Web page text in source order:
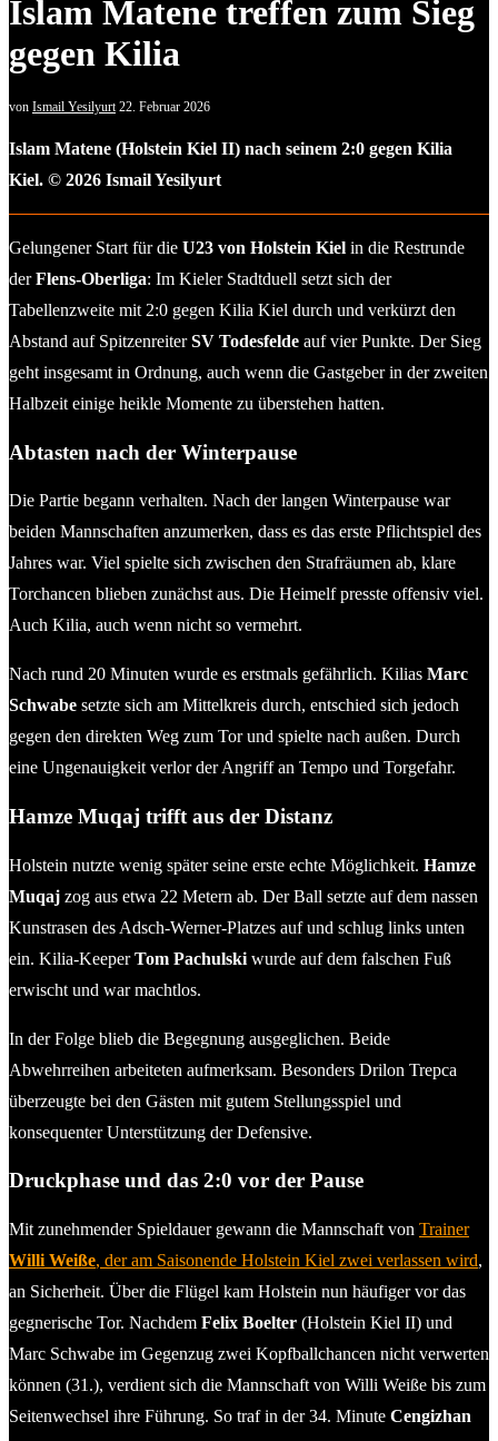
Islam Matene treffen zum Sieg
gegen Kilia
von Ismail Yesilyurt 22. Februar 2026
Islam Matene (Holstein Kiel II) nach seinem 2:0 gegen Kilia
Kiel. © 2026 Ismail Yesilyurt
Gelungener Start für die U23 von Holstein Kiel in die Restrunde
derFlens-Oberliga: Im Kieler Stadtduell setzt sich der
Tabellenzweite mit 2:0 gegen Kilia Kiel durch und verkürzt den
Abstand auf SpitzenreiterSV Todesfelde auf vier Punkte. Der Sieg
geht insgesamt in Ordnung, auch wenn die Gastgeber in der zweiten
Halbzeit einige heikle Momente zu überstehen hatten.
Abtasten nach der Winterpause
Die Partie begann verhalten. Nach der langen Winterpause war
beiden Mannschaften anzumerken, dass es das erste Pflichtspiel des
Jahres war. Viel spielte sich zwischen den Strafräumen ab, klare
Torchancen blieben zunächst aus. Die Heimelf presste offensiv viel.
Auch Kilia, auch wenn nicht so vermehrt.
Nach rund 20 Minuten wurde es erstmals gefährlich. Kilias Marc
Schwabe setzte sich am Mittelkreis durch, entschied sich jedoch
gegen den direkten Weg zum Tor und spielte nach außen. Durch
eine Ungenauigkeit verlor der Angriff an Tempo und Torgefahr.
Hamze Muqaj trifft aus der Distanz
Holstein nutzte wenig später seine erste echte Möglichkeit. Hamze
Muqaj zog aus etwa 22 Metern ab. Der Ball setzte auf dem nassen
Kunstrasen des Adsch-Werner-Platzes auf und schlug links unten
ein. Kilia-KeeperTom Pachulski wurde auf dem falschen Fuß
erwischt und war machtlos.
In der Folge blieb die Begegnung ausgeglichen. Beide
Abwehrreihen arbeiteten aufmerksam. Besonders Drilon Trepca
überzeugte bei den Gästen mit gutem Stellungsspiel und
konsequenter Unterstützung der Defensive.
Druckphase und das 2:0 vor der Pause
Mit zunehmender Spieldauer gewann die Mannschaft von Trainer
Willi Weiße, der am Saisonende Holstein Kiel zwei verlassen wird,
an Sicherheit. Über die Flügel kam Holstein nun häufiger vor das
gegnerische Tor. Nachdem Felix Boelter (Holstein Kiel II) und
Marc Schwabe im Gegenzug zwei Kopfballchancen nicht verwerten
können (31.), verdient sich die Mannschaft von Willi Weiße bis zum
Seitenwechsel ihre Führung. So traf in der 34. Minute Cengizhan